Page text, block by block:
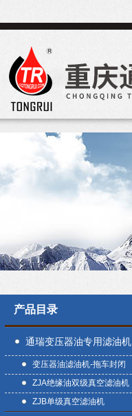
产品目录
通瑞变压器油专用滤油机
变压器油滤油机-拖车封闭
ZJA绝缘油双级真空滤油机
ZJB单级真空滤油机